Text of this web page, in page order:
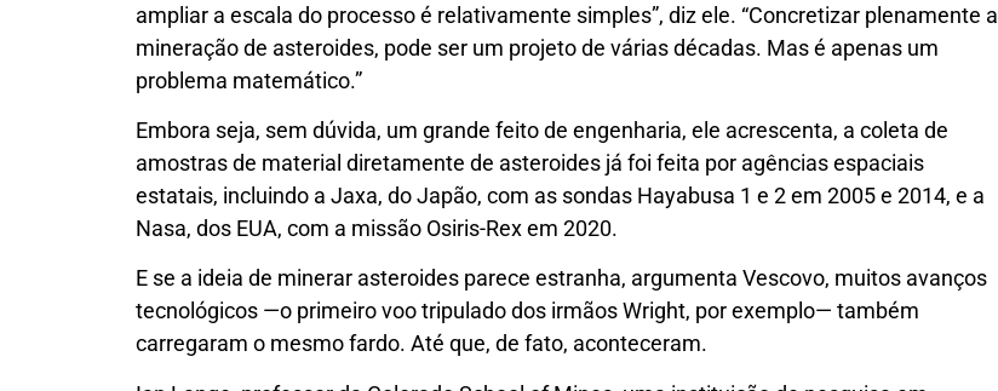
ampliar a escala do processo é relativamente simples”, diz ele. “Concretizar plenamente a
mineração de asteroides, pode ser um projeto de várias décadas. Mas é apenas um
problema matemático.”
Embora seja, sem dúvida, um grande feito de engenharia, ele acrescenta, a coleta de
amostras de material diretamente de asteroides já foi feita por agências espaciais
estatais, incluindo a Jaxa, do Japão, com as sondas Hayabusa 1 e 2 em 2005 e 2014, e a
Nasa, dos EUA, com a missão Osiris-Rex em 2020.
E se a ideia de minerar asteroides parece estranha, argumenta Vescovo, muitos avanços
tecnológicos —o primeiro voo tripulado dos irmãos Wright, por exemplo— também
carregaram o mesmo fardo. Até que, de fato, aconteceram.